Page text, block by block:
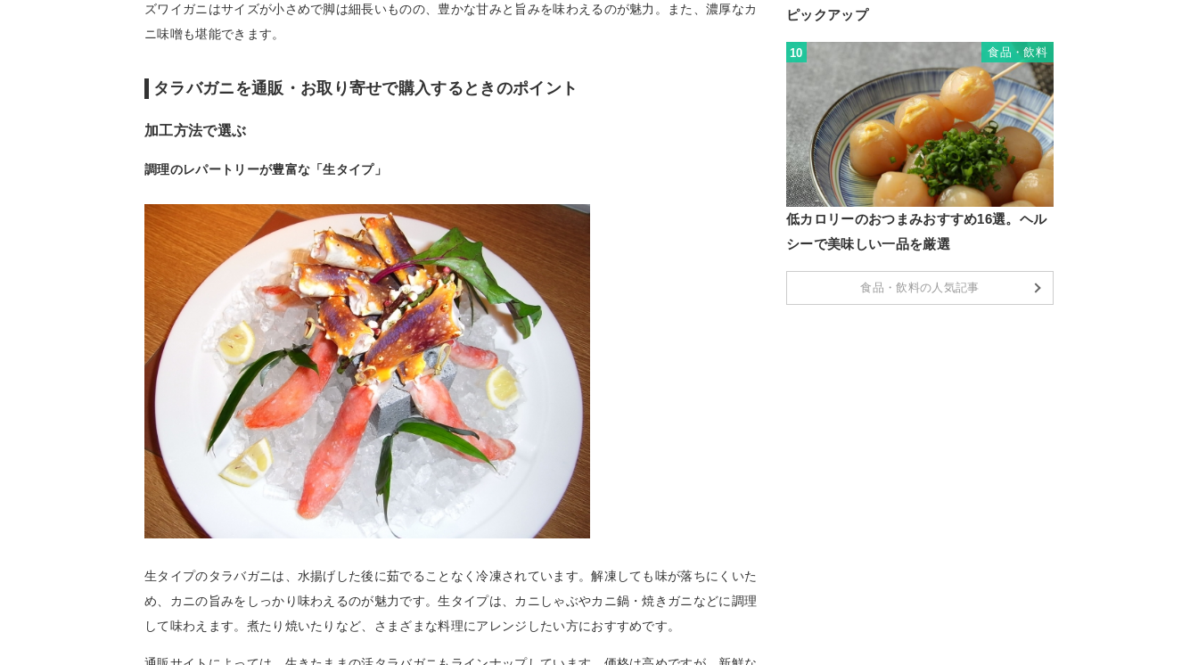
ズワイガニはサイズが小さめで脚は細長いものの、豊かな甘みと旨みを味わえるのが魅力。また、濃厚なカ
ニ味噌も堪能できます。
タラバガニを通販・お取り寄せで購入するときのポイント
加工方法で選ぶ
調理のレパートリーが豊富な「生タイプ」
生タイプのタラバガニは、水揚げした後に茹でることなく冷凍されています。解凍しても味が落ちにくいた
め、カニの旨みをしっかり味わえるのが魅力です。生タイプは、カニしゃぶやカニ鍋・焼きガニなどに調理
して味わえます。煮たり焼いたりなど、さまざまな料理にアレンジしたい方におすすめです。
ピックアップ
10 食品・飲料
低カロリーのおつまみおすすめ16選。ヘル
シーで美味しい一品を厳選
食品・飲料の人気記事